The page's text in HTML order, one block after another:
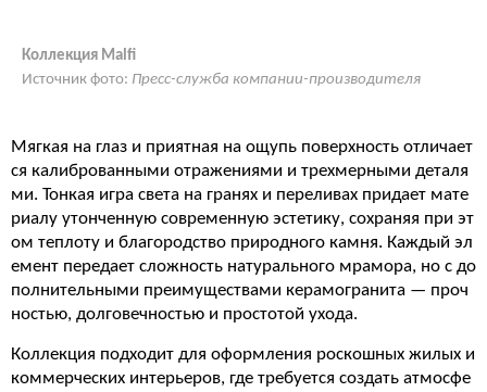
Коллекция Malfi
Источник фото: Пресс-служба компании-производителя
Мягкая на глаз и приятная на ощупь поверхность отличает
ся калиброванными отражениями и трехмерными деталя
ми. Тонкая игра света на гранях и переливах придает мате
риалу утонченную современную эстетику, сохраняя при эт
ом теплоту и благородство природного камня. Каждый эл
емент передает сложность натурального мрамора, но с до
полнительными преимуществами керамогранита — проч
ностью, долговечностью и простотой ухода.
Коллекция подходит для оформления роскошных жилых и
коммерческих интерьеров, где требуется создать атмосфе